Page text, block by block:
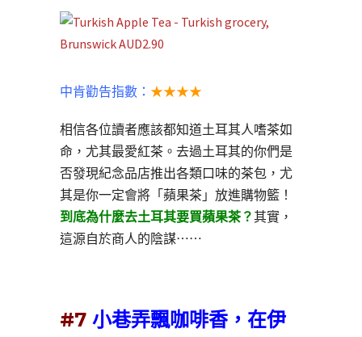
中肯勸告指數： ★★★★
相信各位讀者應該都知道土耳其人嗜茶如
命，尤其最愛紅茶。去過土耳其的你們是
否發現紀念品店推出各類口味的茶包，尤
其是你一定會將「蘋果茶」放進購物籃！
到底為什麼去土耳其要買蘋果茶？其實，
這源自於商人的陰謀⋯⋯
#7 小巷弄飄咖啡香，在伊